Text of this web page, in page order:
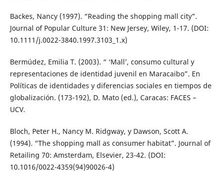
Backes, Nancy (1997). “Reading the shopping mall city”.
Journal of Popular Culture 31: New Jersey, Wiley, 1-17. (DOI:
10.1111/j.0022-3840.1997.3103_1.x)
Bermúdez, Emilia T. (2003). “ ‘Mall’, consumo cultural y
representaciones de identidad juvenil en Maracaibo”. En
Políticas de identidades y diferencias sociales en tiempos de
globalización. (173-192), D. Mato (ed.), Caracas: FACES –
UCV.
Bloch, Peter H., Nancy M. Ridgway, y Dawson, Scott A.
(1994). “The shopping mall as consumer habitat”. Journal of
Retailing 70: Amsterdam, Elsevier, 23-42. (DOI:
10.1016/0022-4359(94)90026-4)